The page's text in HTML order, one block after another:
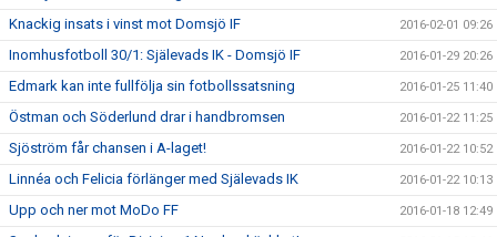
Knackig insats i vinst mot Domsjö IF 2016-02-01 09:26
Inomhusfotboll 30/1: Själevads IK - Domsjö IF 2016-01-29 20:26
Edmark kan inte fullfölja sin fotbollssatsning 2016-01-25 11:40
Östman och Söderlund drar i handbromsen 2016-01-22 11:25
Sjöström får chansen i A-laget! 2016-01-22 10:52
Linnéa och Felicia förlänger med Själevads IK 2016-01-22 10:13
Upp och ner mot MoDo FF 2016-01-18 12:49